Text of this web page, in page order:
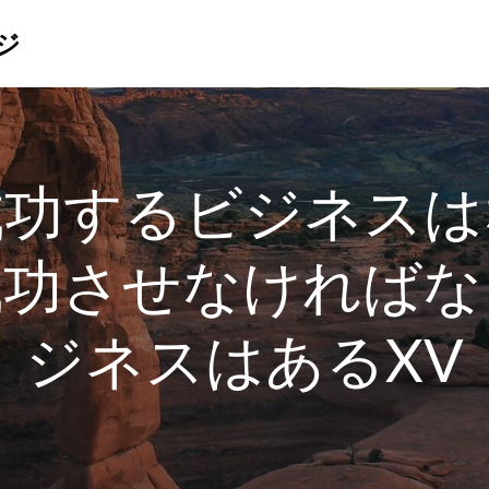
するビジネス
させなければ
ジネスはあるXV